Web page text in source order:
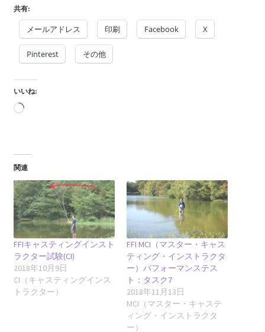
共有:
メールアドレス 印刷 Facebook X
Pinterest その他
いいね:
読
み
中…
関連
FFIキャスティングインスト
ラクター試験(CI)
2018年10月9日
CI（キャスティングインス
トラクター）
FFI MCI（マスター・キャス
ティング・インストラクタ
ー）パフォーマンステス
ト：タスク7
2018年11月13日
MCI（マスター・キャステ
ィング・インストラクタ
ー）